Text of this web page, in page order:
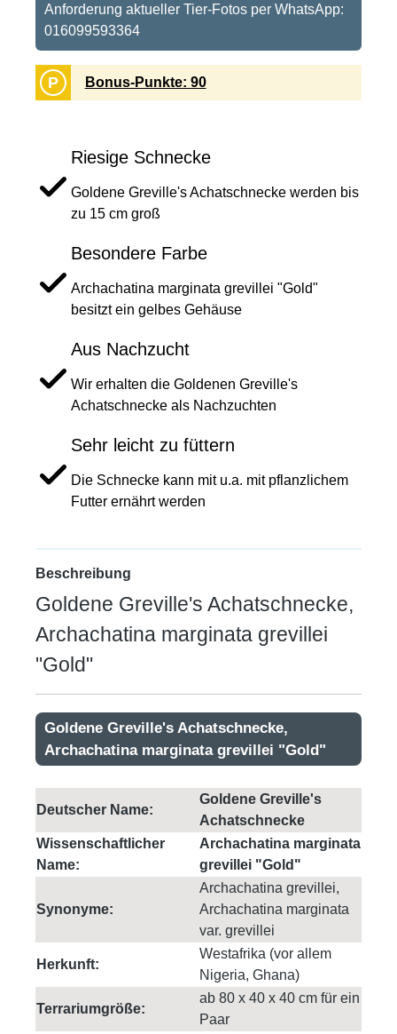
Anforderung aktueller Tier-Fotos per WhatsApp:
016099593364
P Bonus-Punkte: 90
Riesige Schnecke
Goldene Greville's Achatschnecke werden bis
zu 15 cm groß
Besondere Farbe
Archachatina marginata grevillei "Gold"
besitzt ein gelbes Gehäuse
Aus Nachzucht
Wir erhalten die Goldenen Greville's
Achatschnecke als Nachzuchten
Sehr leicht zu füttern
Die Schnecke kann mit u.a. mit pflanzlichem
Futter ernährt werden
Beschreibung
Goldene Greville's Achatschnecke,
Archachatina marginata grevillei
"Gold"
Goldene Greville's Achatschnecke,
Archachatina marginata grevillei "Gold"
Deutscher Name:
Goldene Greville's
Achatschnecke
Wissenschaftlicher
Name:
Archachatina marginata
grevillei "Gold"
Synonyme:
Archachatina grevillei,
Archachatina marginata
var. grevillei
Herkunft:
Westafrika (vor allem
Nigeria, Ghana)
Terrariumgröße:
ab 80 x 40 x 40 cm für ein
Paar